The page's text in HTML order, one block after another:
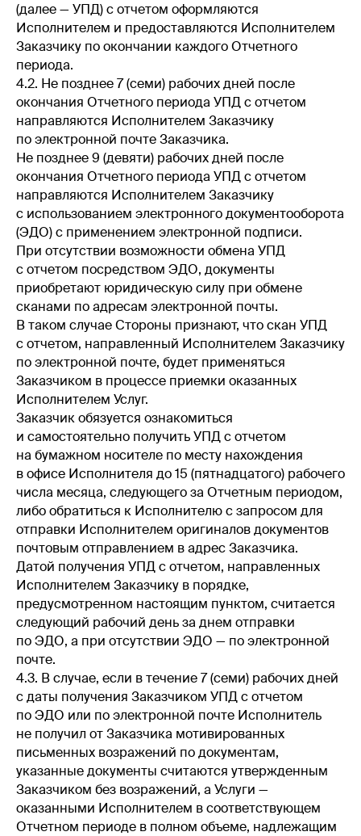
(далее — УПД) с отчетом оформляются
Исполнителем и предоставляются Исполнителем
Заказчику по окончании каждого Отчетного
периода.
4.2. Не позднее 7 (семи) рабочих дней после
окончания Отчетного периода УПД с отчетом
направляются Исполнителем Заказчику
по электронной почте Заказчика.
Не позднее 9 (девяти) рабочих дней после
окончания Отчетного периода УПД с отчетом
направляются Исполнителем Заказчику
с использованием электронного документооборота
(ЭДО) с применением электронной подписи.
При отсутствии возможности обмена УПД
с отчетом посредством ЭДО, документы
приобретают юридическую силу при обмене
сканами по адресам электронной почты.
В таком случае Стороны признают, что скан УПД
с отчетом, направленный Исполнителем Заказчику
по электронной почте, будет применяться
Заказчиком в процессе приемки оказанных
Исполнителем Услуг.
Заказчик обязуется ознакомиться
и самостоятельно получить УПД с отчетом
на бумажном носителе по месту нахождения
в офисе Исполнителя до 15 (пятнадцатого) рабочего
числа месяца, следующего за Отчетным периодом,
либо обратиться к Исполнителю с запросом для
отправки Исполнителем оригиналов документов
почтовым отправлением в адрес Заказчика.
Датой получения УПД с отчетом, направленных
Исполнителем Заказчику в порядке,
предусмотренном настоящим пунктом, считается
следующий рабочий день за днем отправки
по ЭДО, а при отсутствии ЭДО — по электронной
почте.
4.3. В случае, если в течение 7 (семи) рабочих дней
с даты получения Заказчиком УПД с отчетом
по ЭДО или по электронной почте Исполнитель
не получил от Заказчика мотивированных
письменных возражений по документам,
указанные документы считаются утвержденным
Заказчиком без возражений, а Услуги —
оказанными Исполнителем в соответствующем
Отчетном периоде в полном объеме, надлежащим